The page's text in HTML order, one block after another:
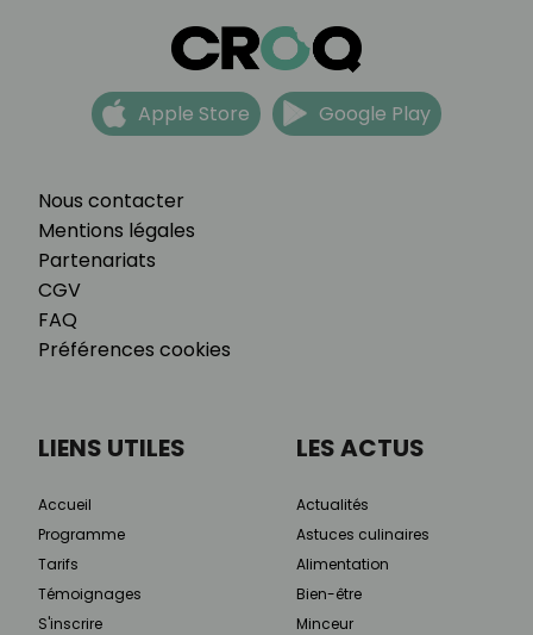
Nous contacter
Mentions légales
Partenariats
CGV
FAQ
Préférences cookies
Apple Store Google Play
LIENS UTILES
Accueil
Programme
Tarifs
Témoignages
S'inscrire
LES ACTUS
Actualités
Astuces culinaires
Alimentation
Bien-être
Minceur